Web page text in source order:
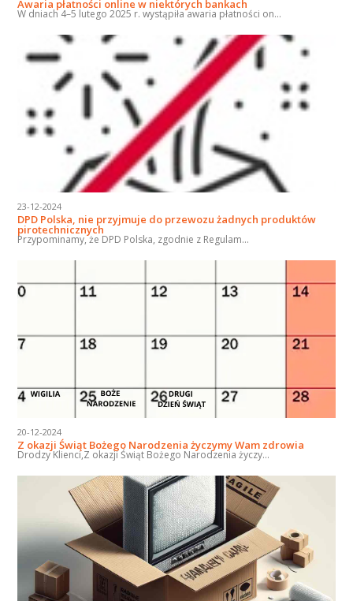
Awaria płatności online w niektórych bankach
W dniach 4–5 lutego 2025 r. wystąpiła awaria płatności on...
23-12-2024
DPD Polska, nie przyjmuje do przewozu żadnych produktów
pirotechnicznych
Przypominamy, że DPD Polska, zgodnie z Regulam...
20-12-2024
Z okazji Świąt Bożego Narodzenia życzymy Wam zdrowia
Drodzy Klienci,Z okazji Świąt Bożego Narodzenia życzy...